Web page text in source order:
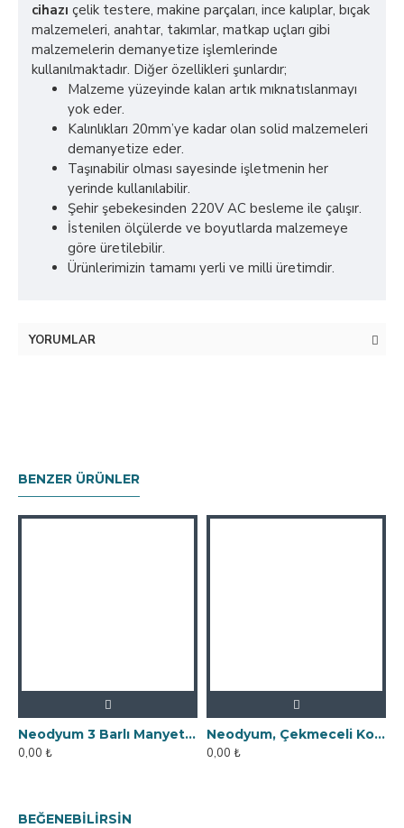
cihazı çelik testere, makine parçaları, ince kalıplar, bıçak
malzemeleri, anahtar, takımlar, matkap uçları gibi
malzemelerin demanyetize işlemlerinde
kullanılmaktadır. Diğer özellikleri şunlardır;
Malzeme yüzeyinde kalan artık mıknatıslanmayı
yok eder.
Kalınlıkları 20mm’ye kadar olan solid malzemeleri
demanyetize eder.
Taşınabilir olması sayesinde işletmenin her
yerinde kullanılabilir.
Şehir şebekesinden 220V AC besleme ile çalışır.
İstenilen ölçülerde ve boyutlarda malzemeye
göre üretilebilir.
Ürünlerimizin tamamı yerli ve milli üretimdir.
YORUMLAR
BENZER ÜRÜNLER
Neodyum 3 Barlı Manyetik Elek Mıknatıs Seperatör
0,00 ₺
Neodyum, Çekmeceli Kovan Tipi Elek Mıknatıs
0,00 ₺
BEĞENEBILIRSIN